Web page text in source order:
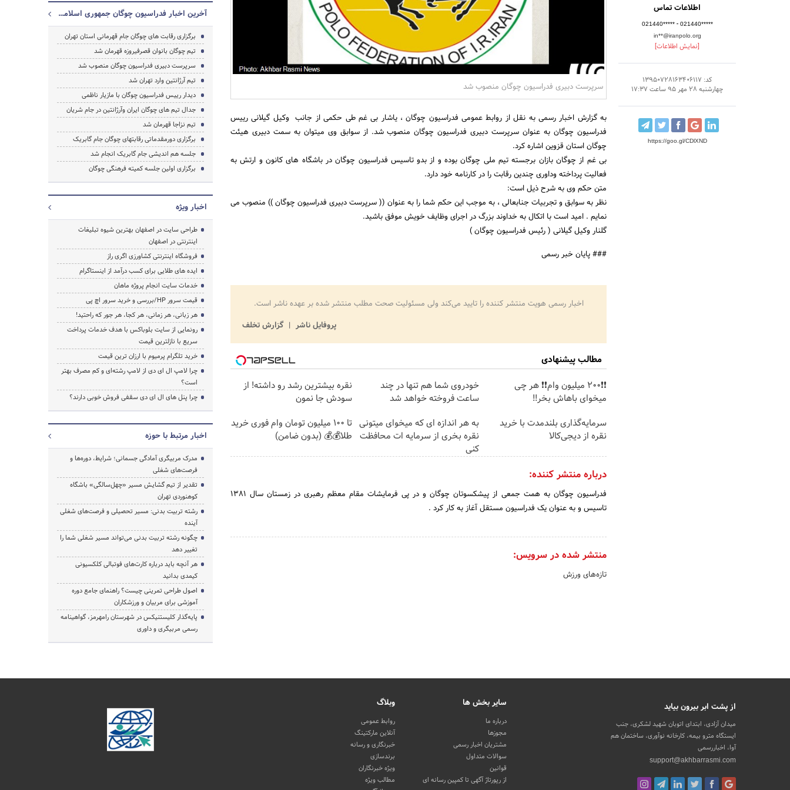
اطلاعات تماس
021440***** - 021440*****
in**@iranpolo.org
[نمایش اطلاعات]
کد: 13950728163406117
چهارشنبه 28 مهر 95 ساعت 17:37
https://goo.gl/CDlXND
سرپرست دبیری فدراسیون چوگان منصوب شد
به گزارش اخبار رسمی به نقل از روابط عمومی فدراسیون چوگان ، یاشار بی غم طی حکمی از جانب وکیل گیلانی رییس
فدراسیون چوگان به عنوان سرپرست دبیری فدراسیون چوگان منصوب شد. از سوابق وی میتوان به سمت دبیری هیئت
چوگان استان قزوین اشاره کرد.
بی غم از چوگان بازان برجسته تیم ملی چوگان بوده و از بدو تاسیس فدراسیون چوگان در باشگاه های کانون و ارتش به
فعالیت پرداخته وداوری چندین رقابت را در کارنامه خود دارد.
متن حکم وی به شرح ذیل است:
نظر به سوابق و تجربیات جنابعالی ، به موجب این حکم شما را به عنوان (( سرپرست دبیری فدراسیون چوگان )) منصوب می
نمایم . امید است با اتکال به خداوند بزرگ در اجرای وظایف خویش موفق باشید.
گلنار وکیل گیلانی ( رئیس فدراسیون چوگان )
### پایان خبر رسمی
اخبار رسمی هویت منتشر کننده را تایید می‌کند ولی مسئولیت صحت مطلب منتشر شده بر عهده ناشر است.
پروفایل ناشر
گزارش تخلف
مطالب پیشنهادی
❗❗200 میلیون وام❗❗ هر چی
میخوای باهاش بخر!!
خودروی شما هم تنها در چند
ساعت فروخته خواهد شد
نقره بیشترین رشد رو داشته! از
سودش جا نمون
سرمایه‌گذاری بلندمدت با خرید
نقره از دیجی‌کالا
به هر اندازه ای که میخوای میتونی
نقره بخری از سرمایه ات محافظت
کنی
تا 100 میلیون تومان وام فوری خرید
طلا💰💰 (بدون ضامن)
درباره منتشر کننده:
فدراسیون چوگان به همت جمعی از پیشکسوتان چوگان و در پی فرمایشات مقام معظم رهبری در زمستان سال 1381
تاسیس و به عنوان یک فدراسیون مستقل آغاز به کار کرد .
منتشر شده در سرویس:
تازه‌های ورزش
آخرین اخبار فدراسیون چوگان جمهوری اسلامی ایران
برگزاری رقابت های چوگان جام قهرمانی استان تهران
تیم چوگان بانوان قصرفیروزه قهرمان شد
سرپرست دبیری فدراسیون چوگان منصوب شد
تیم آرژانتین وارد تهران شد
دیدار رییس فدراسیون چوگان با مازیار ناظمی
جدال تیم های چوگان ایران وآرژانتین در جام شریان
تیم نزاجا قهرمان شد
برگزاری دورمقدماتی رقابتهای چوگان جام گابریک
جلسه هم اندیشی جام گابریک انجام شد
برگزاری اولین جلسه کمیته فرهنگی چوگان
اخبار ویژه
طراحی سایت در اصفهان بهترین شیوه تبلیغات
اینترنتی در اصفهان
فروشگاه اینترنتی کشاورزی اگری راز
ایده های طلایی برای کسب درآمد از اینستاگرام
خدمات سایت انجام پروژه ماهان
قیمت سرور HP/بررسی و خرید سرور اچ پی
هر زبانی، هر زمانی، هر کجا، هر جور که راحتید!
رونمایی از سایت بلوباکس با هدف خدمات پرداخت
سریع با نازلترین قیمت
خرید تلگرام پرمیوم با ارزان ترین قیمت
چرا لامپ ال ای دی از لامپ رشته‌ای و کم مصرف بهتر
است؟
چرا پنل های ال ای دی سقفی فروش خوبی دارند؟
اخبار مرتبط با حوزه
مدرک مربیگری آمادگی جسمانی؛ شرایط، دوره‌ها و
فرصت‌های شغلی
تقدیر از تیم گشایش مسیر «چهل‌سالگی» باشگاه
کوهنوردی تهران
رشته تربیت بدنی: مسیر تحصیلی و فرصت‌های شغلی
آینده
چگونه رشته تربیت بدنی می‌تواند مسیر شغلی شما را
تغییر دهد
هر آنچه باید درباره کارت‌های فوتبالی کلکسیونی
کیمدی بدانید
اصول طراحی تمرینی چیست؟ راهنمای جامع دوره
آموزشی برای مربیان و ورزشکاران
پایه‌گذار کلیستنیکس در شهرستان رامهرمز، گواهینامه
رسمی مربیگری و داوری
از پشت ابر بیرون بیاید
میدان آزادی، ابتدای اتوبان شهید لشکری، جنب
ایستگاه مترو بیمه، کارخانه نوآوری، ساختمان هم
آوا، اخباررسمی
support@akhbarrasmi.com
سایر بخش ها
درباره ما
مجوزها
مشتریان اخبار رسمی
سوالات متداول
قوانین
از رپورتاژ آگهی تا کمپین رسانه ای
وبلاگ
روابط عمومی
آنلاین مارکتینگ
خبرنگاری و رسانه
برندسازی
ویژه خبرنگاران
مطالب ویژه